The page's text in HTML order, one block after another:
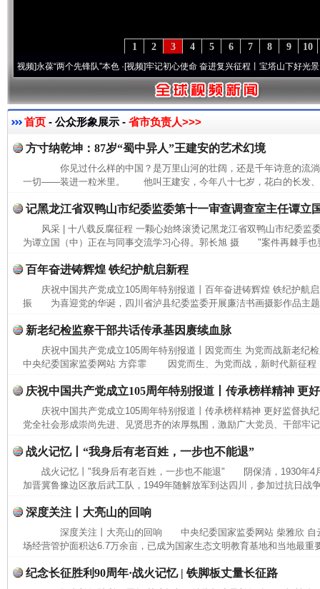
10
9
8
7
6
5
4
3
2
1
永葆“两个先锋队”本色·[视频]牢记初心使命 奋进复兴征程丨宝塔山下好光景..·[视频]
首页 - 公众形象展示 - 省市负责人>>>
方寸纳乾坤：87岁“蜀中异人”王建安的艺术幻境
你见过什么样的中国？是万里山河的壮阔，还是千年诗意的
一切——装进一粒米里。 他叫王建安，今年八十七岁，花白的长发、
记黑龙江省双鸭山市纪委监委第十一审查调查室主任谭立
风采 | 十八载反腐征程 一颗心始终滚烫记黑龙江省双鸭山市纪委监
为谭立国（中）正在与同事交流学习心得。郭长旭 摄 "案件再棘手也
百年奋进铸辉煌 铁纪护航启新程
庆祝中国共产党成立105周年特别报道丨百年奋进铸辉煌 铁纪护航
振 为喜迎党的华诞，四川省泸县纪委监委开展廉洁书画摄影作品主
新老纪检监察干部共话传承基因赓续血脉
庆祝中国共产党成立105周年特别报道丨因党而生 为党而战新老纪
中央纪委国家监委网站 方弈霏 因党而生、为党而战，新时代新征程
庆祝中国共产党成立105周年特别报道丨传承榜样精神 更
庆祝中国共产党成立105周年特别报道丨传承榜样精神 更好监督
党全社会形成崇尚先进、见贤思齐的浓厚氛围，激励广大党员、干部牢
战火记忆丨“我身后有老百姓，一步也不能退”
战火记忆丨"我身后有老百姓，一步也不能退" 阴保清，1930年4
加晋冀鲁豫边区敌后武工队，1949年随解放军到达四川，参加过抗日战
深度关注丨大亮山的回响
深度关注丨大亮山的回响 中央纪委国家监委网站 柴雅欣
场经营管护面积达6.7万余亩，已成为国家生态文明教育基地和当地最重
纪念长征胜利90周年·战火记忆 | 铁脚板丈量长征路